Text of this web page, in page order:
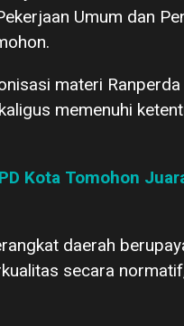
Umum dan
materi
memenuhi
Kota Tomohon
daerah
secara